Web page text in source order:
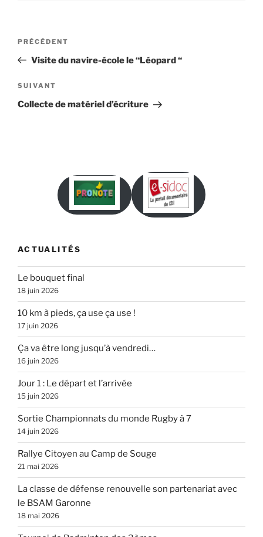
Navigation
l’article
Article
précédent
PRÉCÉDENT
Visite du navire-école le “Léopard “
Article
suivant
SUIVANT
Collecte de matériel d’écriture
ACTUALITÉS
Le bouquet final
18 juin 2026
10 km à pieds, ça use ça use !
17 juin 2026
Ça va être long jusqu’à vendredi…
16 juin 2026
Jour 1 : Le départ et l’arrivée
15 juin 2026
Sortie Championnats du monde Rugby à 7
14 juin 2026
Rallye Citoyen au Camp de Souge
21 mai 2026
La classe de défense renouvelle son partenariat avec
le BSAM Garonne
18 mai 2026